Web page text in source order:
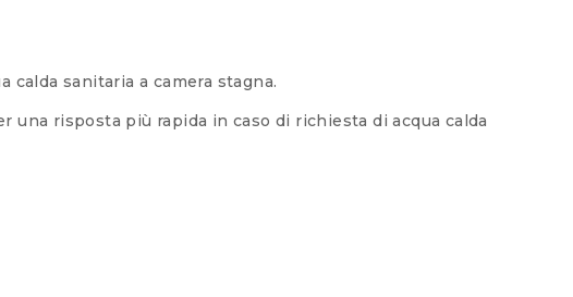
calda sanitaria a camera stagna.
una risposta più rapida in caso di richiesta di acqua calda